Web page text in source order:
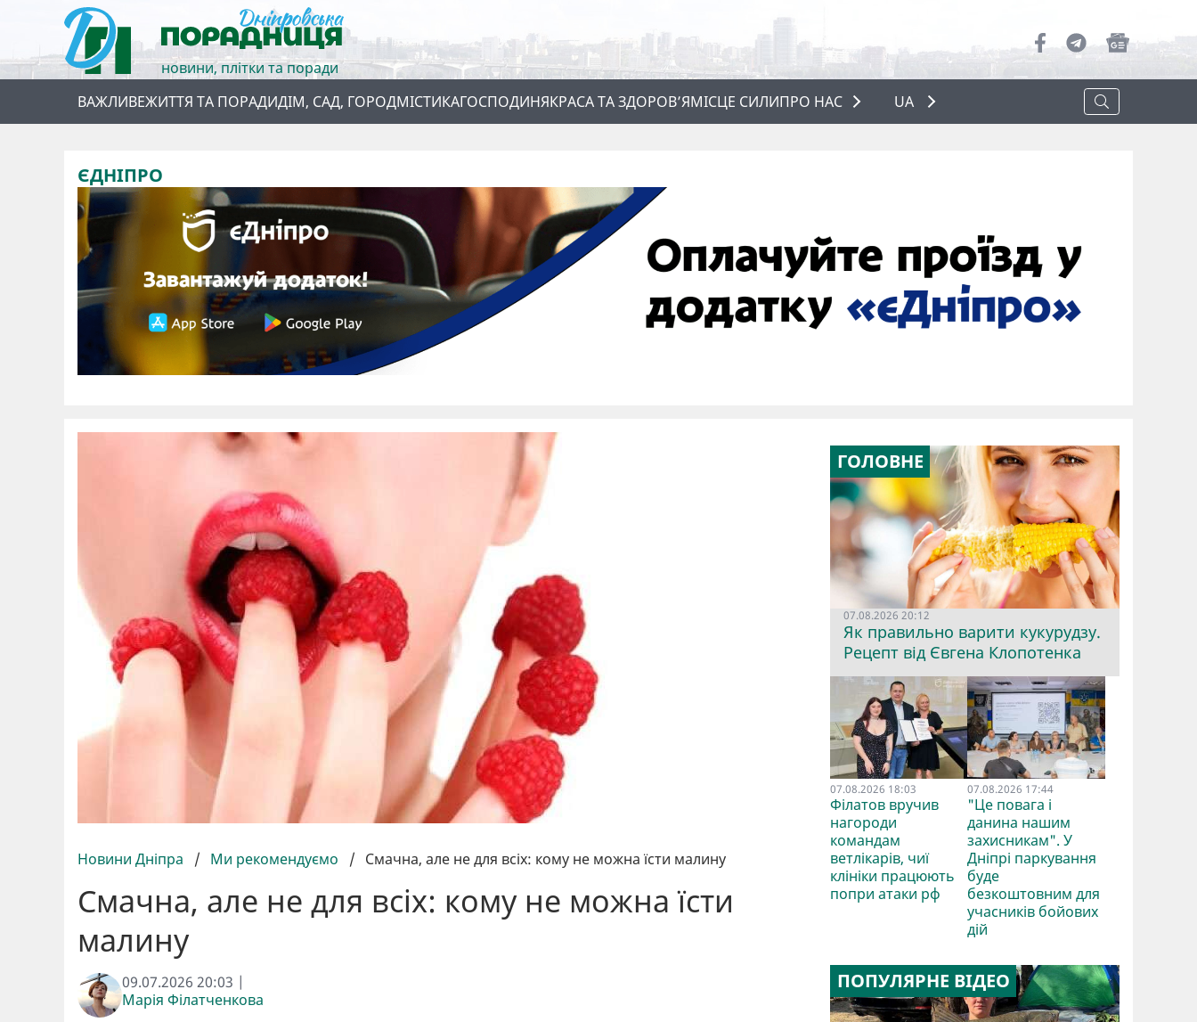
новини, плітки та поради
ВАЖЛИВЕЖИТТЯ ТА ПОРАДИДІМ, САД, ГОРОДМІСТИКАГОСПОДИНЯКРАСА ТА ЗДОРОВ’ЯМІСЦЕ СИЛИПРО НАС
ПРО НАС
UA
ЄДНІПРО
Новини Дніпра / Ми рекомендуємо / Смачна, але не для всіх: кому не можна їсти малину
Смачна, але не для всіх: кому не можна їсти
малину
09.07.2026 20:03 |
Марія Філатченкова
ГОЛОВНЕ
07.08.2026 20:12
Як правильно варити кукурудзу.
Рецепт від Євгена Клопотенка
07.08.2026 18:03
Філатов вручив
нагороди
командам
ветлікарів, чиї
клініки працюють
попри атаки рф
07.08.2026 17:44
"Це повага і
данина нашим
захисникам". У
Дніпрі паркування
буде
безкоштовним для
учасників бойових
дій
ПОПУЛЯРНЕ ВІДЕО